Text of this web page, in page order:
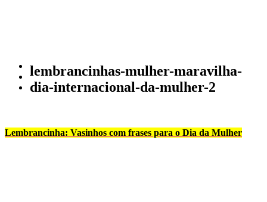
lembrancinhas-mulher-maravilha-
dia-internacional-da-mulher-2
Lembrancinha: Vasinhos com frases para o Dia da Mulher